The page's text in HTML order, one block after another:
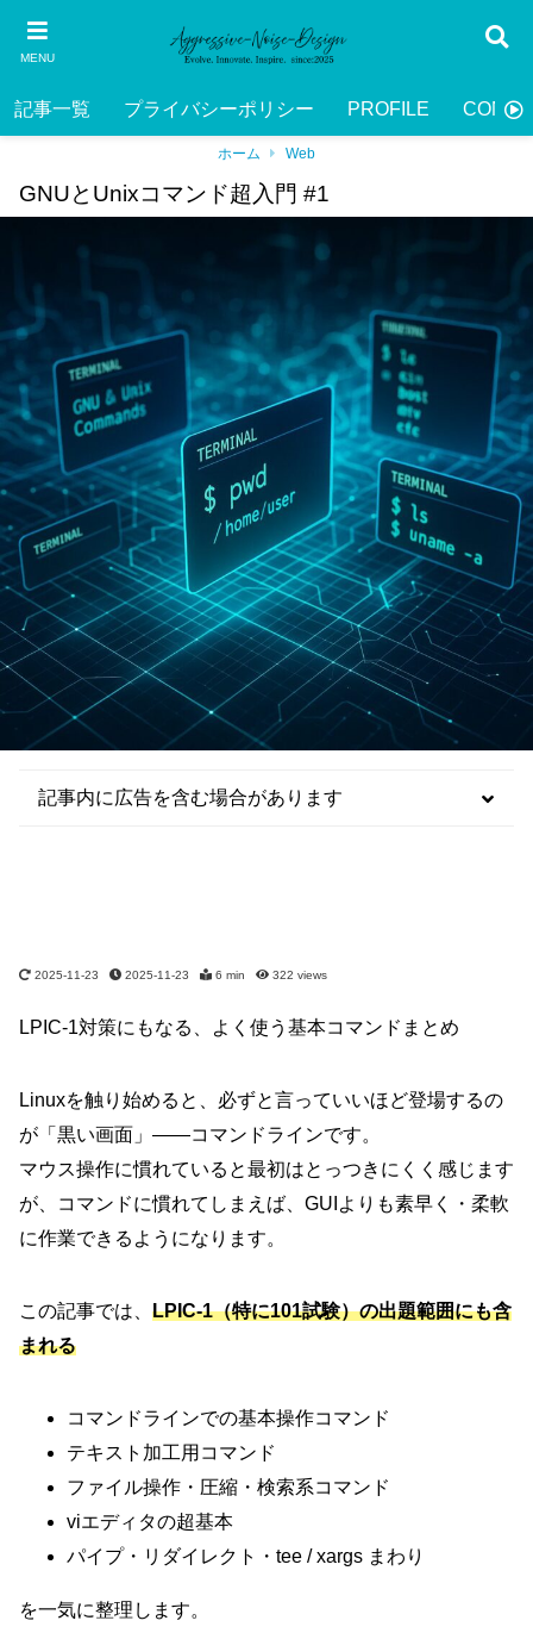
MENU
記事一覧 プライバシーポリシー PROFILE
ホーム Web
GNUとUnixコマンド超入門 #1
2025-11-23 2025-11-23 6 min 322 views
記事内に広告を含む場合があります
LPIC-1対策にもなる、よく使う基本コマンドまとめ
Linuxを触り始めると、必ずと言っていいほど登場するの
が「黒い画面」――コマンドラインです。
マウス操作に慣れていると最初はとっつきにくく感じます
が、コマンドに慣れてしまえば、GUIよりも素早く・柔軟
に作業できるようになります。
この記事では、 LPIC-1（特に101試験）の出題範囲にも含
まれる
コマンドラインでの基本操作コマンド
テキスト加工用コマンド
ファイル操作・圧縮・検索系コマンド
viエディタの超基本
パイプ・リダイレクト・tee / xargs まわり
を一気に整理します。